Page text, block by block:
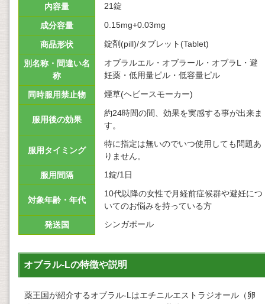
内容量
21錠
成分容量 0.15mg+0.03mg
商品形状 錠剤(pill)/タブレット(Tablet)
別名称・間違い名
称
オブラルエル・オブラール・オブラL・避
妊薬・低用量ピル・低容量ピル
同時服用禁止物 煙草(ヘビースモーカー)
服用後の効果
約24時間の間、効果を実感する事が出来ま
す。
服用タイミング
特に指定は無いのでいつ使用しても問題あ
りません。
服用間隔
1錠/1日
対象年齢・年代
10代以降の女性で月経前症候群や避妊につ
いてのお悩みを持っている方
発送国
シンガポール
オブラル-Lの特徴や説明
薬王国が紹介するオブラル-Lはエチニルエストラジオール（卵